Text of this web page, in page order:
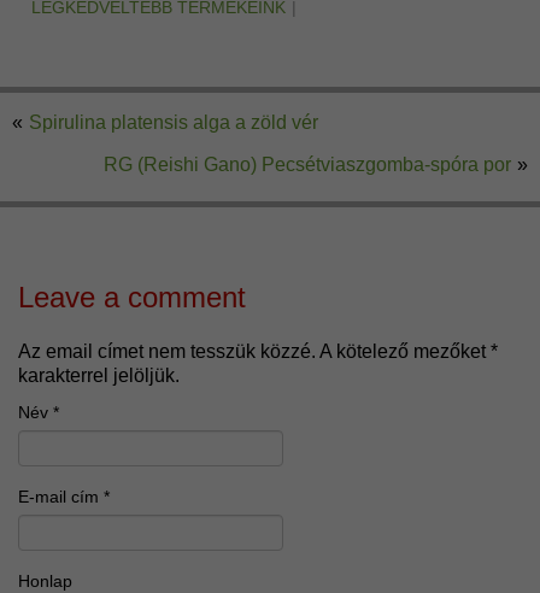
LEGKEDVELTEBB TERMÉKEINK
« Spirulina platensis alga a zöld vér
RG (Reishi Gano) Pecsétviaszgomba-spóra por »
Leave a comment
Az email címet nem tesszük közzé. A kötelező mezőket *
karakterrel jelöljük.
Név *
E-mail cím *
Honlap